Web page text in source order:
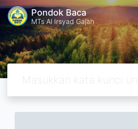
Pondok Baca
MTs Al Irsyad Gajah